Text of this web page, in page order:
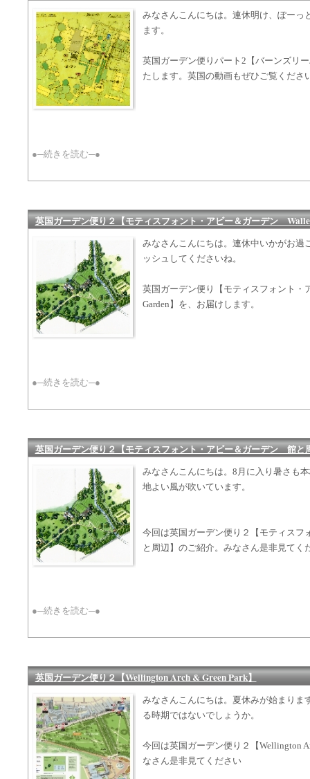
みなさんこんにちは。連休明け、ぽーっ
ます。
英国ガーデン便りパート2【バーンズリ
たします。英国の動画もぜひご覧くださ
●─続きを読む─●
英国ガーデン便り２【モティスフォント・アビー＆ガーデン
みなさんこんにちは。連休中いかがお過
ッシュしてくださいね。
英国ガーデン便り【モティスフォント
Garden】を、お届けします。
●─続きを読む─●
英国ガーデン便り２【モティスフォント・アビー＆ガーデン 館と
みなさんこんにちは。8月に入り暑さも
地よい風が吹いています。
今回は英国ガーデン便り２【モティス
と周辺】のご紹介。みなさん是非見てく
●─続きを読む─●
英国ガーデン便り２【Wellington Arch & Green Park】
みなさんこんにちは。夏休みが始まりま
る時期ではないでしょうか。
今回は英国ガーデン便り２【Wellington
なさん是非見てください